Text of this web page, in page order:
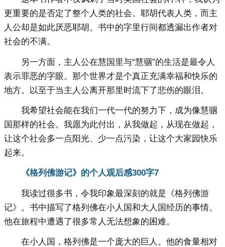
更重要的是否定了整个人类的社会。耶胡代表人类，而主
人公却是如此厌恶耶胡。书中的字里行间都透漏出作者对
社会的不满。
另一方面，主人公在慧国里与“慧骃”的生活是最令人
表示罪恶的字眼。那个世界才是个真正充满幸福和快乐的
地方。以至于当主人公离开那里时流下了悲伤的眼泪。
我希望社会能在我们一代一代的努力下，成为像慧骃
国那样的社会。我愿为此付出，从我做起，从现在做起，
让这个社会多一点阳光、少一点污染，让这个大家园快乐
起来。
《格列佛游记》的个人观后感300字7
我读过很多书，令我印象最深刻的就是《格列佛游
记》。书中描写了格列佛在小人国和大人国经历的事情。
他在旅程中遭遇了很多常人无法想象的困难。
在小人国，格列佛是一个庞大的巨人。他的食量相对